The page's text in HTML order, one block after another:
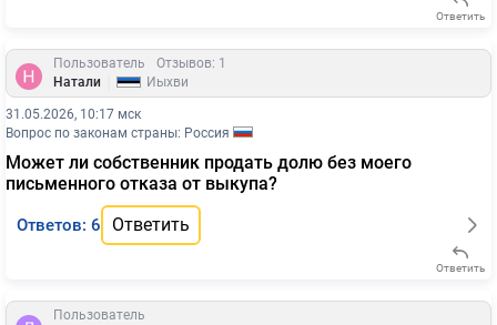
Ответить
Пользователь
Отзывов: 1
Натали
Йыхви
31.05.2026, 10:17 мск
Вопрос по законам страны: Россия
Может ли собственник продать долю без моего
письменного отказа от выкупа?
Ответов: 6 Ответить
Ответить
Пользователь